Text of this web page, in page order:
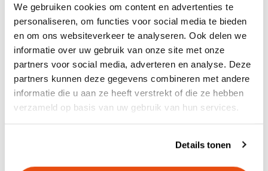
We gebruiken cookies om content en advertenties te
personaliseren, om functies voor social media te bieden
en om ons websiteverkeer te analyseren. Ook delen we
informatie over uw gebruik van onze site met onze
partners voor social media, adverteren en analyse. Deze
partners kunnen deze gegevens combineren met andere
informatie die u aan ze heeft verstrekt of die ze hebben
verzameld op basis van uw gebruik van hun services.
Details tonen
LEMMETLENGTE 122 mm
TOTALE LENGTE 23,3 cm
LEVERINGSOMVANG Incl. schede
GERELATEERDE PRODUCTEN